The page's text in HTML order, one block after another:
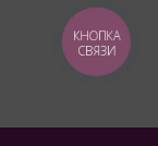
КНОПКА
СВЯЗИ